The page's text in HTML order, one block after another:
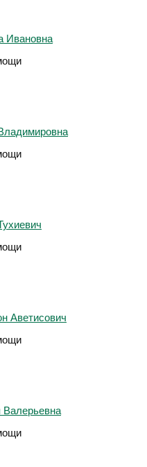
Ивановна
Аветисович
Валерьевна